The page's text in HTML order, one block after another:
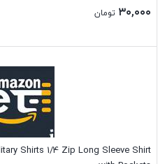
۳۰,۰۰۰ تومان
Shirts 1/4 Zip Long Sleeve Shirt